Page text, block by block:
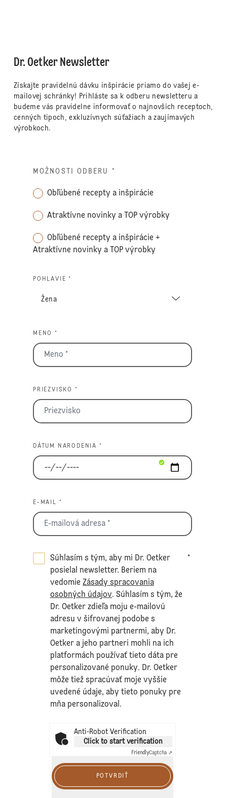
Dr. Oetker Newsletter
Získajte pravidelnú dávku inšpirácie priamo do vašej e-
mailovej schránky! Prihláste sa k odberu newsletteru a
budeme vás pravidelne informovať o najnovších receptoch,
cenných tipoch, exkluzívnych súťažiach a zaujímavých
výrobkoch.
MOŽNOSTI ODBERU *
Obľúbené recepty a inšpirácie
Atraktívne novinky a TOP výrobky
Obľúbené recepty a inšpirácie +
Atraktívne novinky a TOP výrobky
POHLAVIE *
MENO *
PRIEZVISKO *
DÁTUM NARODENIA *
E-MAIL *
Súhlasím s tým, aby mi Dr. Oetker
posielal newsletter. Beriem na
vedomieZásady spracovania
osobných údajov. Súhlasím s tým, že
Dr. Oetker zdieľa moju e-mailovú
adresu v šifrovanej podobe s
marketingovými partnermi, aby Dr.
Oetker a jeho partneri mohli na ich
platformách používať tieto dáta pre
personalizované ponuky. Dr. Oetker
môže tiež spracúvať moje vyššie
uvedené údaje, aby tieto ponuky pre
mňa personalizoval.
*
Anti-Robot Verification
Click to start verification
FriendlyCaptcha ⇗
POTVRDIŤ